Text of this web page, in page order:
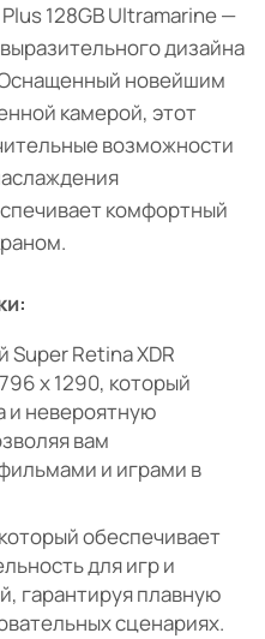
128GB Ultramarine —
дизайна
новейшим
камерой, этот
возможности
комфортный
Retina XDR
x 1290, который
и невероятную
вам
и играми в
обеспечивает
для игр и
гарантируя плавную
сценариях.